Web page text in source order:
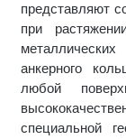
представляют
при
анкерного
любой
специальной